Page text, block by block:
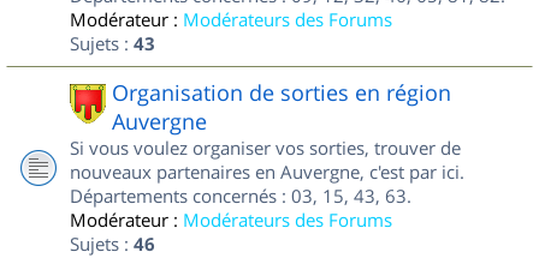
Modérateur : Modérateurs des Forums
Sujets : 43
Organisation de sorties en région
Auvergne
Si vous voulez organiser vos sorties, trouver de
nouveaux partenaires en Auvergne, c'est par ici.
Départements concernés : 03, 15, 43, 63.
Modérateur : Modérateurs des Forums
Sujets : 46